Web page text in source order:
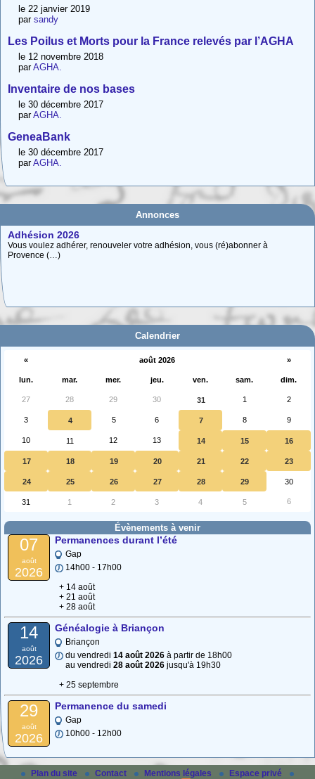
le 22 janvier 2019
par sandy
Les Poilus et Morts pour la France relevés par l’AGHA
le 12 novembre 2018
parAGHA.
Inventaire de nos bases
le 30 décembre 2017
parAGHA.
GeneaBank
le 30 décembre 2017
parAGHA.
Annonces
Vous voulez adhérer, renouveler votre adhésion, vous (ré)abonner à
Provence (…)
des (…)
Calendrier
« août 2026 »
lun. mar. mer. jeu. ven. sam. dim.
27 28 29 30 31 1 2
3 4 5 6 7 8 9
10 11 12 13 14 15 16
17 18 19 20 21 22 23
24 25 26 27 28 29 30
31 1 2 3 4 5 6
Évènements à venir
07
août
2026
Permanences durant l’été
Gap
14h00 - 17h00
+ 14 août
+ 21 août
+ 28 août
14
août
2026
Généalogie à Briançon
Briançon
du vendredi 14 août 2026 à partir de 18h00
au vendredi 28 août 2026 jusqu'à 19h30
+ 25 septembre
29
août
2026
Permanence du samedi
Gap
10h00 - 12h00
Plan du site Contact Mentions légales Espace privé